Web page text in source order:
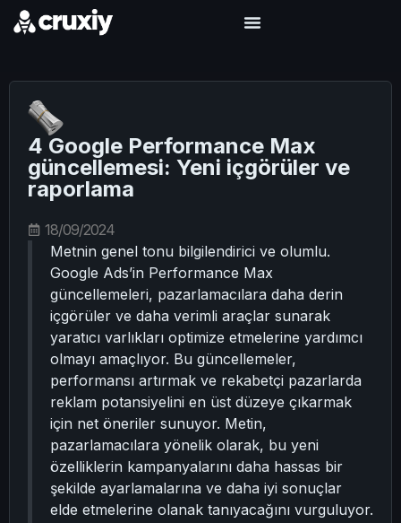
4 Google Performance Max
güncellemesi: Yeni içgörüler ve
raporlama
18/09/2024
Metnin genel tonu bilgilendirici ve olumlu.
Google Ads’in Performance Max
güncellemeleri, pazarlamacılara daha derin
içgörüler ve daha verimli araçlar sunarak
yaratıcı varlıkları optimize etmelerine yardımcı
olmayı amaçlıyor. Bu güncellemeler,
performansı artırmak ve rekabetçi pazarlarda
reklam potansiyelini en üst düzeye çıkarmak
için net öneriler sunuyor. Metin,
pazarlamacılara yönelik olarak, bu yeni
özelliklerin kampanyalarını daha hassas bir
şekilde ayarlamalarına ve daha iyi sonuçlar
elde etmelerine olanak tanıyacağını vurguluyor.